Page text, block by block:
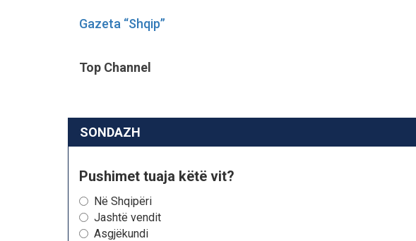
Gazeta “Shqip”
Top Channel
SONDAZH
Pushimet tuaja këtë vit?
Në Shqipëri
Jashtë vendit
Asgjëkundi